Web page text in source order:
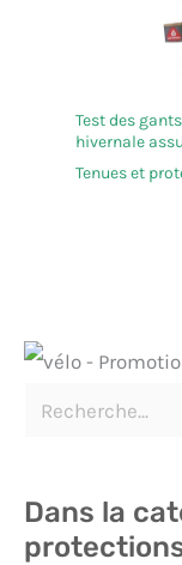
Test des
hivernale
Tenues et
Dans la